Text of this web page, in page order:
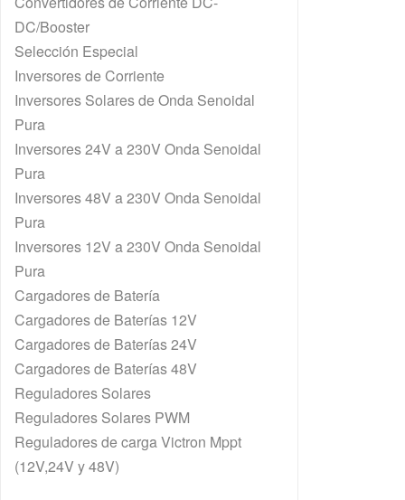
DC/Booster
Selección Especial
Inversores de Corriente
Inversores Solares de Onda Senoidal
Pura
Inversores 24V a 230V Onda Senoidal
Pura
Inversores 48V a 230V Onda Senoidal
Pura
Inversores 12V a 230V Onda Senoidal
Pura
Cargadores de Batería
Cargadores de Baterías 12V
Cargadores de Baterías 24V
Cargadores de Baterías 48V
Reguladores Solares
Reguladores Solares PWM
Reguladores de carga Victron Mppt
(12V,24V y 48V)